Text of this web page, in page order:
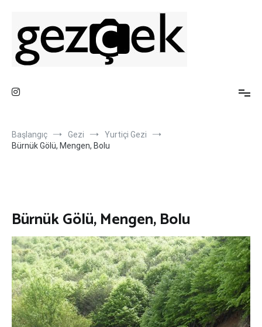
Başlangıç Gezi
Yurtiçi Gezi
Bürnük Gölü, Mengen, Bolu
Bürnük Gölü, Mengen, Bolu